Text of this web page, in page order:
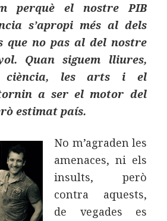
perquè el nostre PIB
s’apropi més al dels
que no pas al del nostre
Quan siguem lliures,
ciència, les arts i el
a ser el motor del
estimat país.
No m’agraden les
amenaces, ni els
insults, però
contra aquests,
de vegades es